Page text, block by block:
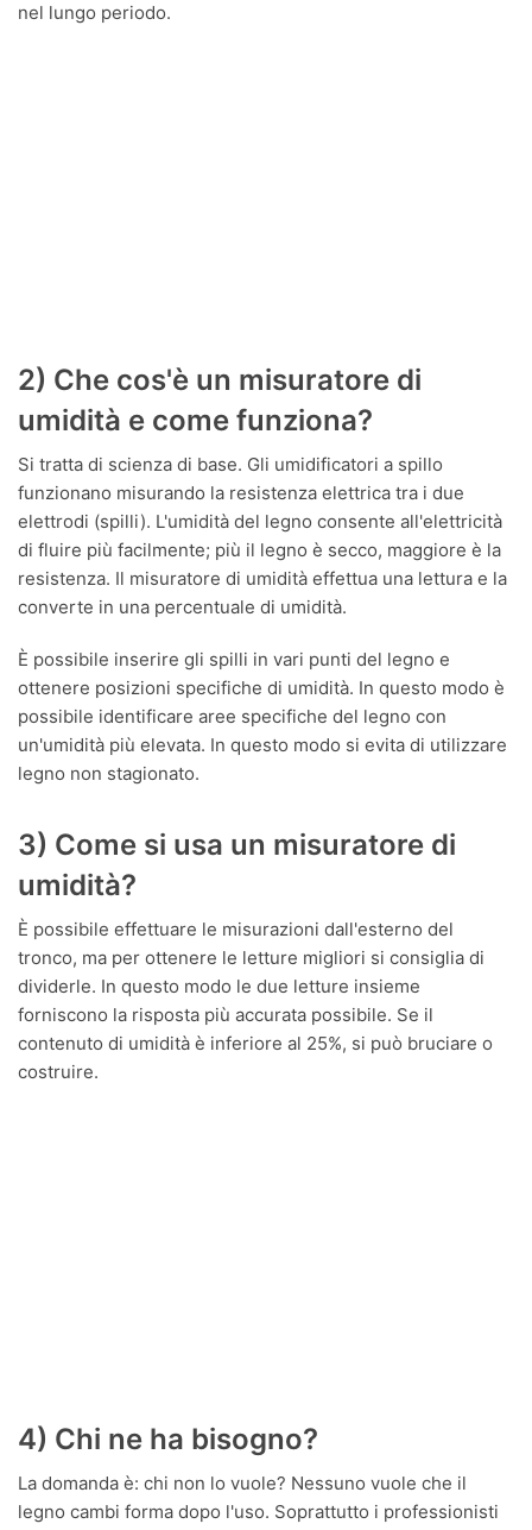
nel lungo periodo.
2) Che cos'è un misuratore di
umidità e come funziona?
Si tratta di scienza di base. Gli umidificatori a spillo
funzionano misurando la resistenza elettrica tra i due
elettrodi (spilli). L'umidità del legno consente all'elettricità
di fluire più facilmente; più il legno è secco, maggiore è la
resistenza. Il misuratore di umidità effettua una lettura e la
converte in una percentuale di umidità.
È possibile inserire gli spilli in vari punti del legno e
ottenere posizioni specifiche di umidità. In questo modo è
possibile identificare aree specifiche del legno con
un'umidità più elevata. In questo modo si evita di utilizzare
legno non stagionato.
3) Come si usa un misuratore di
umidità?
È possibile effettuare le misurazioni dall'esterno del
tronco, ma per ottenere le letture migliori si consiglia di
dividerle. In questo modo le due letture insieme
forniscono la risposta più accurata possibile. Se il
contenuto di umidità è inferiore al 25%, si può bruciare o
costruire.
4) Chi ne ha bisogno?
La domanda è: chi non lo vuole? Nessuno vuole che il
legno cambi forma dopo l'uso. Soprattutto i professionisti